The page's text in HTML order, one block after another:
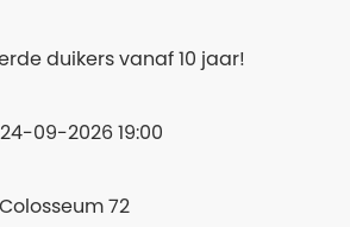
duikers vanaf 10 jaar!
24-09-2026 19:00
Colosseum 72